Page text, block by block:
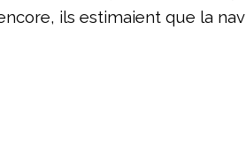
ils estimaient que la